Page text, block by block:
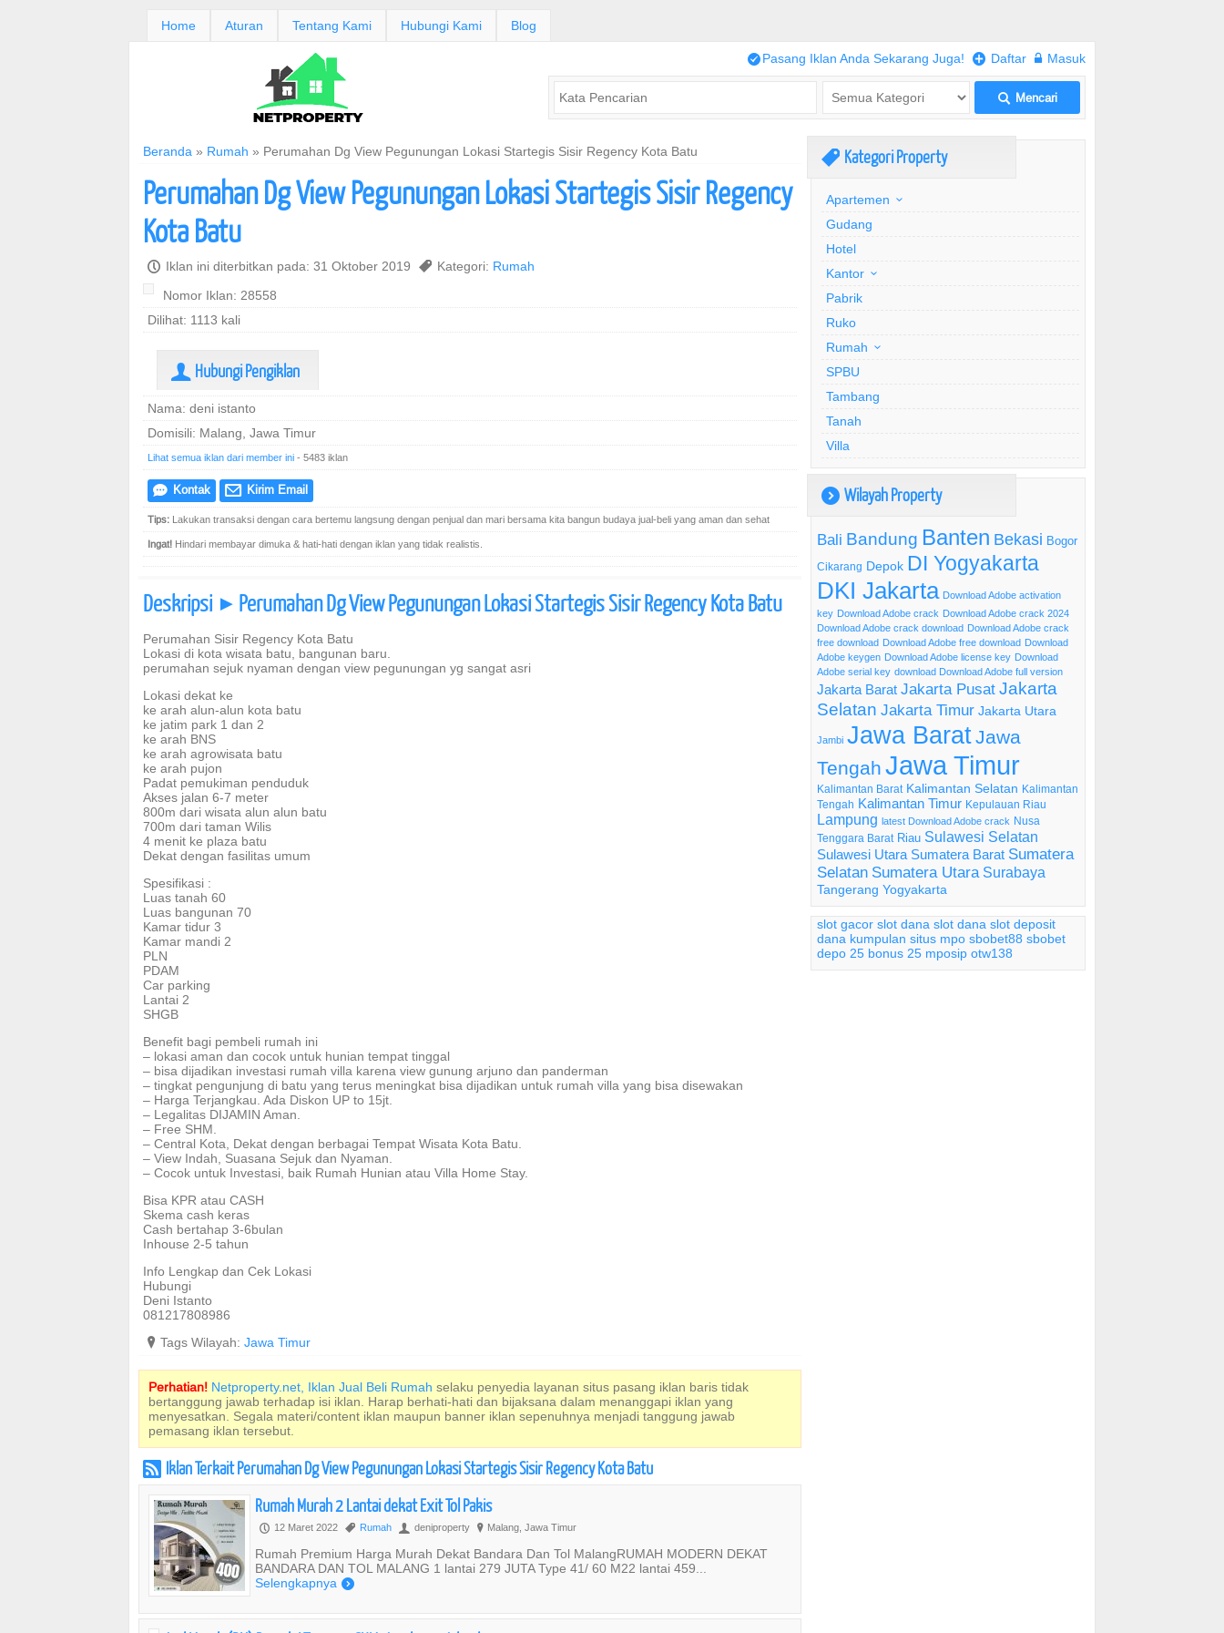
Home Aturan Tentang Kami Hubungi Kami Blog
/Pasang Iklan Anda Sekarang Juga! + Daftar w Masuk
L Mencari
Beranda » Rumah » Perumahan Dg View Pegunungan Lokasi Startegis Sisir Regency Kota Batu
Perumahan Dg View Pegunungan Lokasi Startegis Sisir Regency
Kota Batu
P Iklan ini diterbitkan pada: 31 Oktober 2019 , Kategori: Rumah
Nomor Iklan: 28558
Dilihat: 1113 kali
U Hubungi Pengiklan
Nama: deni istanto
Domisili: Malang, Jawa Timur
Lihat semua iklan dari member ini - 5483 iklan
e Kontak @ Kirim Email
Tips: Lakukan transaksi dengan cara bertemu langsung dengan penjual dan mari bersama kita bangun budaya jual-beli yang aman dan sehat
Ingat! Hindari membayar dimuka & hati-hati dengan iklan yang tidak realistis.
Deskripsi ] Perumahan Dg View Pegunungan Lokasi Startegis Sisir Regency Kota Batu
Perumahan Sisir Regency Kota Batu
Lokasi di kota wisata batu, bangunan baru.
perumahan sejuk nyaman dengan view pegunungan yg sangat asri
Lokasi dekat ke
ke arah alun-alun kota batu
ke jatim park 1 dan 2
ke arah BNS
ke arah agrowisata batu
ke arah pujon
Padat pemukiman penduduk
Akses jalan 6-7 meter
800m dari wisata alun alun batu
700m dari taman Wilis
4 menit ke plaza batu
Dekat dengan fasilitas umum
Spesifikasi :
Luas tanah 60
Luas bangunan 70
Kamar tidur 3
Kamar mandi 2
PLN
PDAM
Car parking
Lantai 2
SHGB
Benefit bagi pembeli rumah ini
– lokasi aman dan cocok untuk hunian tempat tinggal
– bisa dijadikan investasi rumah villa karena view gunung arjuno dan panderman
– tingkat pengunjung di batu yang terus meningkat bisa dijadikan untuk rumah villa yang bisa disewakan
– Harga Terjangkau. Ada Diskon UP to 15jt.
– Legalitas DIJAMIN Aman.
– Free SHM.
– Central Kota, Dekat dengan berbagai Tempat Wisata Kota Batu.
– View Indah, Suasana Sejuk dan Nyaman.
– Cocok untuk Investasi, baik Rumah Hunian atau Villa Home Stay.
Bisa KPR atau CASH
Skema cash keras
Cash bertahap 3-6bulan
Inhouse 2-5 tahun
Info Lengkap dan Cek Lokasi
Hubungi
Deni Istanto
081217808986
? Tags Wilayah: Jawa Timur
Perhatian! Netproperty.net, Iklan Jual Beli Rumah selaku penyedia layanan situs pasang iklan baris tidak
bertanggung jawab terhadap isi iklan. Harap berhati-hati dan bijaksana dalam menanggapi iklan yang
menyesatkan. Segala materi/content iklan maupun banner iklan sepenuhnya menjadi tanggung jawab
pemasang iklan tersebut.
r Iklan Terkait Perumahan Dg View Pegunungan Lokasi Startegis Sisir Regency Kota Batu
Rumah Murah 2 Lantai dekat Exit Tol Pakis
P 12 Maret 2022 , Rumah U deniproperty ? Malang, Jawa Timur
Rumah Premium Harga Murah Dekat Bandara Dan Tol MalangRUMAH MODERN DEKAT
BANDARA DAN TOL MALANG 1 lantai 279 JUTA Type 41/ 60 M22 lantai 459...
Selengkapnya )
, Kategori Property
Apartemen
Gudang
Hotel
Kantor
Pabrik
Ruko
Rumah
SPBU
Tambang
Tanah
Villa
) Wilayah Property
Bali Bandung Banten Bekasi Bogor
Cikarang Depok DI Yogyakarta
DKI Jakarta Download Adobe activation
key Download Adobe crack Download Adobe crack 2024
Download Adobe crack download Download Adobe crack
free download Download Adobe free download Download
Adobe keygen Download Adobe license key Download
Adobe serial key download Download Adobe full version
Jakarta Barat Jakarta Pusat Jakarta
Selatan Jakarta Timur Jakarta Utara
Jambi Jawa BaratJawa
Tengah Jawa Timur
Kalimantan Barat Kalimantan Selatan Kalimantan
Tengah Kalimantan Timur Kepulauan Riau
Lampung latest Download Adobe crack Nusa
Tenggara Barat Riau Sulawesi Selatan
Sulawesi Utara Sumatera Barat Sumatera
Selatan Sumatera Utara Surabaya
Tangerang Yogyakarta
slot gacor slot dana slot dana slot deposit
dana kumpulan situs mpo sbobet88 sbobet
depo 25 bonus 25 mposip otw138